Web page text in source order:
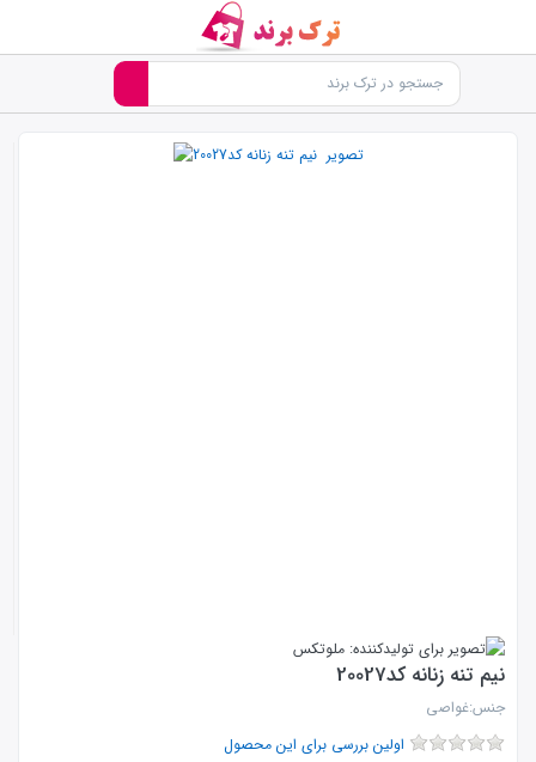
نیم تنه زنانه کد20027
جنس:غواصی
اولین بررسی برای این محصول